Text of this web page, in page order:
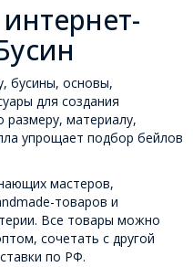
бусины, основы,
для создания
материалу,
упрощает подбор бейлов
мастеров,
товаров и
Все товары можно
сочетать с другой
по РФ.